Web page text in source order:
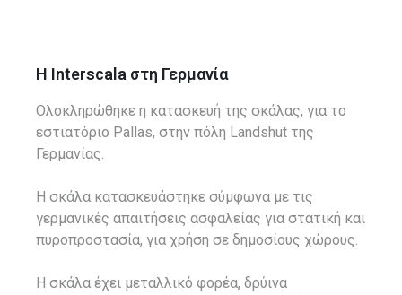
Η Interscala στη Γερμανία
Ολοκληρώθηκε η κατασκευή της σκάλας, για το
εστιατόριο Pallas, στην πόλη Landshut της
Γερμανίας.
Η σκάλα κατασκευάστηκε σύμφωνα με τις
γερμανικές απαιτήσεις ασφαλείας για στατική και
πυροπροστασία, για χρήση σε δημοσίους χώρους.
Η σκάλα έχει μεταλλικό φορέα, δρύινα